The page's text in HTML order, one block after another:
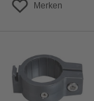
Merken